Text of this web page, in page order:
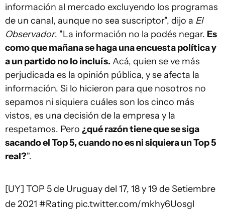
información al mercado excluyendo los programas
de un canal, aunque no sea suscriptor", dijo a El
Observador. "La información no la podés negar. Es
como que mañana se haga una encuesta política y
a un partido no lo incluís. Acá, quien se ve más
perjudicada es la opinión pública, y se afecta la
información. Si lo hicieron para que nosotros no
sepamos ni siquiera cuáles son los cinco más
vistos, es una decisión de la empresa y la
respetamos. Pero ¿qué razón tiene que se siga
sacando el Top 5, cuando no es ni siquiera un Top 5
real?".
[UY] TOP 5 de Uruguay del 17, 18 y 19 de Setiembre
de 2021 #Rating pic.twitter.com/mkhy6Uosgl